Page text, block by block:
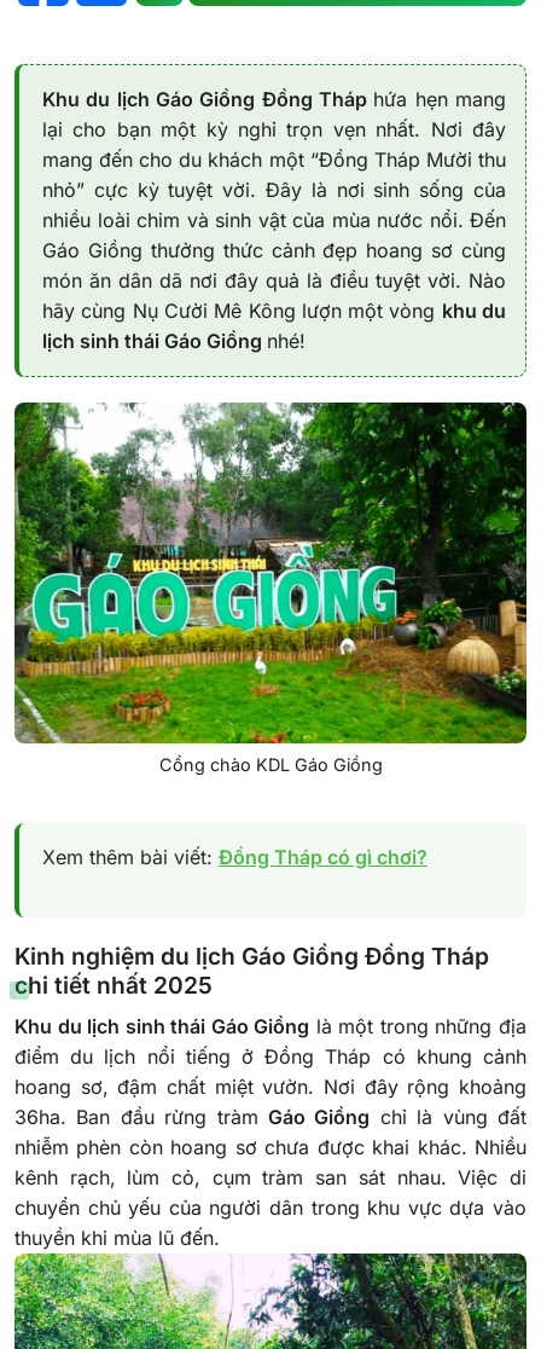
Khu du lịch Gáo Giồng Đồng Tháp hứa hẹn mang
lại cho bạn một kỳ nghỉ trọn vẹn nhất. Nơi đây
mang đến cho du khách một “Đồng Tháp Mười thu
nhỏ” cực kỳ tuyệt vời. Đây là nơi sinh sống của
nhiều loài chim và sinh vật của mùa nước nổi. Đến
Gáo Giồng thưởng thức cảnh đẹp hoang sơ cùng
món ăn dân dã nơi đây quả là điều tuyệt vời. Nào
hãy cùng Nụ Cười Mê Kông lượn một vòng khu du
lịch sinh thái Gáo Giồng nhé!
Cổng chào KDL Gáo Giồng
Xem thêm bài viết: Đồng Tháp có gì chơi?
Kinh nghiệm du lịch Gáo Giồng Đồng Tháp
chi tiết nhất 2025
Khu du lịch sinh thái Gáo Giồng là một trong những địa
điểm du lịch nổi tiếng ở Đồng Tháp có khung cảnh
hoang sơ, đậm chất miệt vườn. Nơi đây rộng khoảng
36ha. Ban đầu rừng tràm Gáo Giồng chỉ là vùng đất
nhiễm phèn còn hoang sơ chưa được khai khác. Nhiều
kênh rạch, lùm cỏ, cụm tràm san sát nhau. Việc di
chuyển chủ yếu của người dân trong khu vực dựa vào
thuyền khi mùa lũ đến.